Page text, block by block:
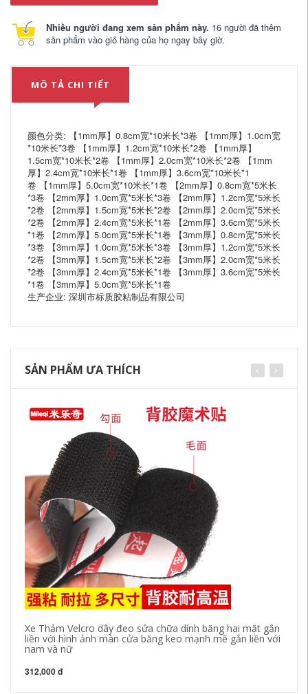
Nhiều người đang xem sản phẩm này. 16 người đã thêm
sản phẩm vào giỏ hàng của họ ngay bây giờ.
MÔ TẢ CHI TIẾT
颜色分类: 【1mm厚】0.8cm宽*10米长*3卷 【1mm厚】1.0cm宽
*10米长*3卷 【1mm厚】1.2cm宽*10米长*2卷 【1mm厚】
1.5cm宽*10米长*2卷 【1mm厚】2.0cm宽*10米长*2卷 【1mm
厚】2.4cm宽*10米长*1卷 【1mm厚】3.6cm宽*10米长*1
卷 【1mm厚】5.0cm宽*10米长*1卷 【2mm厚】0.8cm宽*5米长
*3卷 【2mm厚】1.0cm宽*5米长*3卷 【2mm厚】1.2cm宽*5米长
*2卷 【2mm厚】1.5cm宽*5米长*2卷 【2mm厚】2.0cm宽*5米长
*2卷 【2mm厚】2.4cm宽*5米长*1卷 【2mm厚】3.6cm宽*5米长
*1卷 【2mm厚】5.0cm宽*5米长*1卷 【3mm厚】0.8cm宽*5米长
*3卷 【3mm厚】1.0cm宽*5米长*3卷 【3mm厚】1.2cm宽*5米长
*2卷 【3mm厚】1.5cm宽*5米长*2卷 【3mm厚】2.0cm宽*5米长
*2卷 【3mm厚】2.4cm宽*5米长*1卷 【3mm厚】3.6cm宽*5米长
*1卷 【3mm厚】5.0cm宽*5米长*1卷
生产企业: 深圳市标质胶粘制品有限公司
SẢN PHẨM ƯA THÍCH
Xe Thảm Velcro dây đeo sửa chữa dính băng hai mặt gắn
liền với hình ảnh màn cửa băng keo mạnh mẽ gắn liền với
nam và nữ
312,000 đ